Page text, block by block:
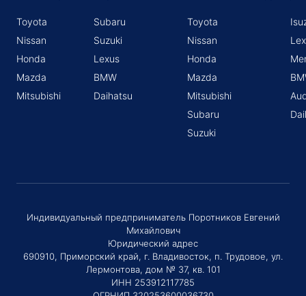
Toyota
Nissan
Honda
Mazda
Mitsubishi
Subaru
Suzuki
Lexus
BMW
Daihatsu
Toyota
Nissan
Honda
Mazda
Mitsubishi
Subaru
Suzuki
Индивидуальный предприниматель Поротников Евгений
Михайлович
Юридический адрес
690910, Приморский край, г. Владивосток, п. Трудовое, ул.
Лермонтова, дом № 37, кв. 101
ИНН 253912117785